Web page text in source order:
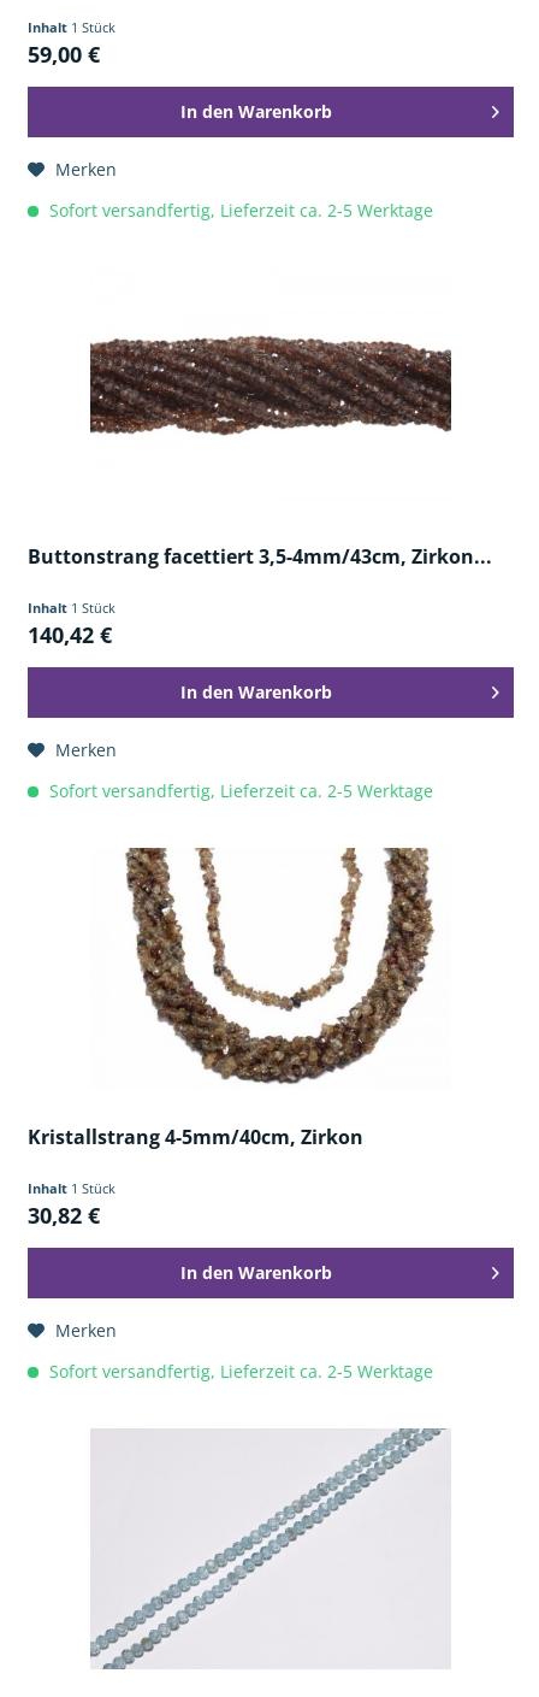
Inhalt 1 Stück
59,00 €
In den Warenkorb
Merken
Sofort versandfertig, Lieferzeit ca. 2-5 Werktage
Buttonstrang facettiert 3,5-4mm/43cm, Zirkon...
Inhalt 1 Stück
140,42 €
In den Warenkorb
Merken
Sofort versandfertig, Lieferzeit ca. 2-5 Werktage
Kristallstrang 4-5mm/40cm, Zirkon
Inhalt 1 Stück
30,82 €
In den Warenkorb
Merken
Sofort versandfertig, Lieferzeit ca. 2-5 Werktage